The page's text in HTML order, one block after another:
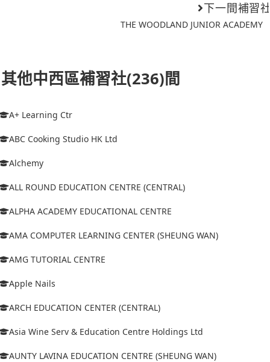
下一間補習
THE WOODLAND JUNIOR ACADEMY
其他中西區補習社(236)間
A+ Learning Ctr
ABC Cooking Studio HK Ltd
Alchemy
ALL ROUND EDUCATION CENTRE (CENTRAL)
ALPHA ACADEMY EDUCATIONAL CENTRE
AMA COMPUTER LEARNING CENTER (SHEUNG WAN)
AMG TUTORIAL CENTRE
Apple Nails
ARCH EDUCATION CENTER (CENTRAL)
Asia Wine Serv & Education Centre Holdings Ltd
AUNTY LAVINA EDUCATION CENTRE (SHEUNG WAN)